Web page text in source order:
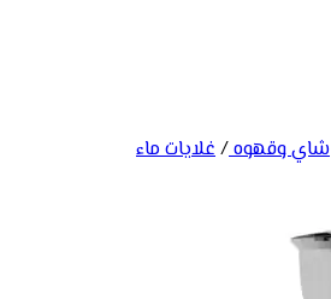
شاي وقهوه/غلايات ماء